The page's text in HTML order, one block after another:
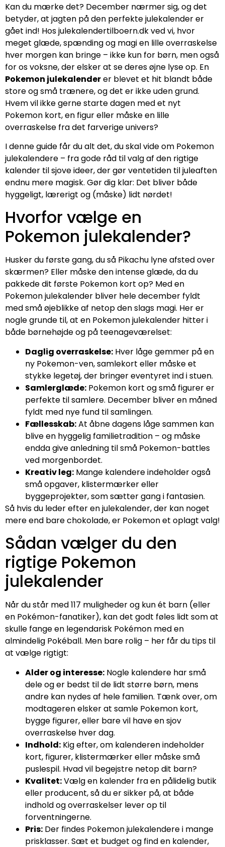
Kan du mærke det? December nærmer sig, og det
betyder, at jagten på den perfekte julekalender er
gået ind! Hos julekalendertilboern.dk ved vi, hvor
meget glæde, spænding og magi en lille overraskelse
hver morgen kan bringe – ikke kun for børn, men også
for os voksne, der elsker at se deres øjne lyse op. En
Pokemon julekalenderer blevet et hit blandt både
store og små trænere, og det er ikke uden grund.
Hvem vil ikke gerne starte dagen med et nyt
Pokemon kort, en figur eller måske en lille
overraskelse fra det farverige univers?
I denne guide får du alt det, du skal vide om Pokemon
julekalendere – fra gode råd til valg af den rigtige
kalender til sjove ideer, der gør ventetiden til juleaften
endnu mere magisk. Gør dig klar: Det bliver både
hyggeligt, lærerigt og (måske) lidt nørdet!
Hvorfor vælge en
Pokemon julekalender?
Husker du første gang, du så Pikachu lyne afsted over
skærmen? Eller måske den intense glæde, da du
pakkede dit første Pokemon kort op? Med en
Pokemon julekalender bliver hele december fyldt
med små øjeblikke af netop den slags magi. Her er
nogle grunde til, at en Pokemon julekalender hitter i
både børnehøjde og på teenageværelset:
Daglig overraskelse: Hver låge gemmer på en
ny Pokemon-ven, samlekort eller måske et
stykke legetøj, der bringer eventyret ind i stuen.
Samlerglæde: Pokemon kort og små figurer er
perfekte til samlere. December bliver en måned
fyldt med nye fund til samlingen.
Fællesskab:At åbne dagens låge sammen kan
blive en hyggelig familietradition – og måske
endda give anledning til små Pokemon-battles
ved morgenbordet.
Kreativ leg: Mange kalendere indeholder også
små opgaver, klistermærker eller
byggeprojekter, som sætter gang i fantasien.
Så hvis du leder efter en julekalender, der kan noget
mere end bare chokolade, er Pokemon et oplagt valg!
Sådan vælger du den
rigtige Pokemon
julekalender
Når du står med 117 muligheder og kun ét barn (eller
en Pokémon-fanatiker), kan det godt føles lidt som at
skulle fange en legendarisk Pokémon med en
almindelig Pokéball. Men bare rolig – her får du tips til
at vælge rigtigt:
Alder og interesse: Nogle kalendere har små
dele og er bedst til de lidt større børn, mens
andre kan nydes af hele familien. Tænk over, om
modtageren elsker at samle Pokemon kort,
bygge figurer, eller bare vil have en sjov
overraskelse hver dag.
Indhold: Kig efter, om kalenderen indeholder
kort, figurer, klistermærker eller måske små
puslespil. Hvad vil begejstre netop dit barn?
Kvalitet:Vælg en kalender fra en pålidelig butik
eller producent, så du er sikker på, at både
indhold og overraskelser lever op til
forventningerne.
Pris: Der findes Pokemon julekalendere i mange
prisklasser. Sæt et budget og find en kalender,